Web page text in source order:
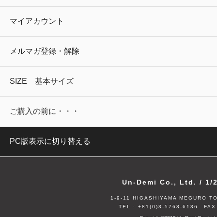
マイアカウント
メルマガ登録・解除
SIZE 基本サイズ
ご購入の前に・・・
PC版表示に切り替える
Un-Demi Co., Ltd. / 1/
1-9-11 HIGASHIYAMA MEGURO
TEL : +81(0)3-5768-6136
FAX